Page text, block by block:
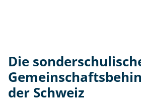
Die
der Schweiz